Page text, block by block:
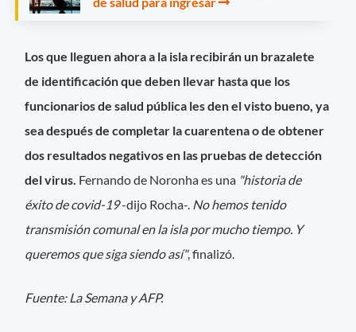
Los que lleguen ahora a la isla recibirán un brazalete
de identificación que deben llevar hasta que los
funcionarios de salud pública les den el visto bueno, ya
sea después de completar la cuarentena o de obtener
dos resultados negativos en las pruebas de detección
del virus. Fernando de Noronha es una "historia de
éxito de covid-19-dijo Rocha-. No hemos tenido
transmisión comunal en la isla por mucho tiempo. Y
queremos que siga siendo así", finalizó.
Fuente: La Semana y AFP.